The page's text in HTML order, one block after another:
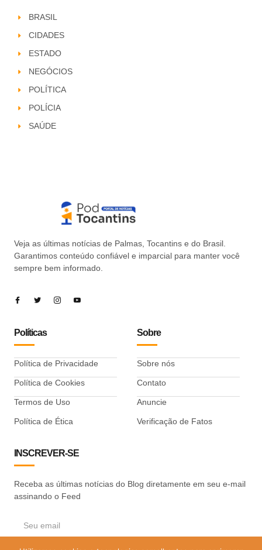
BRASIL
CIDADES
ESTADO
NEGÓCIOS
POLÍTICA
POLÍCIA
SAÚDE
Veja as últimas notícias de Palmas, Tocantins e do Brasil.
Garantimos conteúdo confiável e imparcial para manter você
sempre bem informado.
Políticas
Política de Privacidade
Política de Cookies
Termos de Uso
Política de Ética
Sobre
Sobre nós
Contato
Anuncie
Verificação de Fatos
INSCREVER-SE
Receba as últimas notícias do Blog diretamente em seu e-mail
assinando o Feed